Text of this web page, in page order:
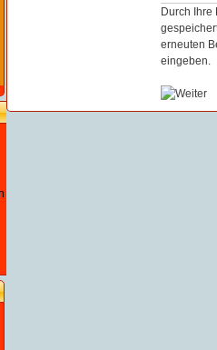
Durch Ihre
erneuten
eingeben.